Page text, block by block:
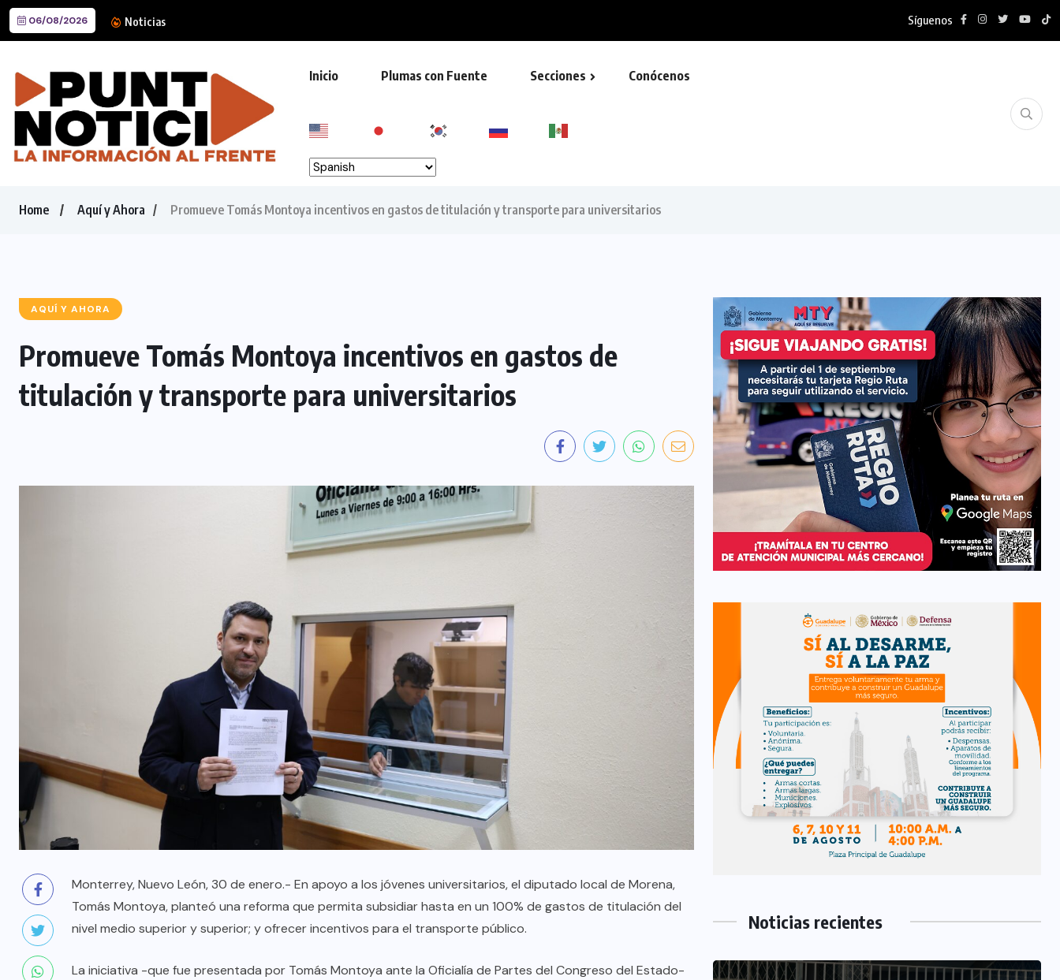
06/08/2026 Noticias Síguenos
Inicio Plumas con Fuente Secciones Conócenos
Home Aquí y Ahora Promueve Tomás Montoya incentivos en gastos de titulación y transporte para universitarios
AQUÍ Y AHORA
Promueve Tomás Montoya incentivos en gastos de
titulación y transporte para universitarios
Monterrey, Nuevo León, 30 de enero.- En apoyo a los jóvenes universitarios, el diputado local de Morena,
Tomás Montoya, planteó una reforma que permita subsidiar hasta en un 100% de gastos de titulación del
nivel medio superior y superior; y ofrecer incentivos para el transporte público.
La iniciativa -que fue presentada por Tomás Montoya ante la Oficialía de Partes del Congreso del Estado-
Noticias recientes